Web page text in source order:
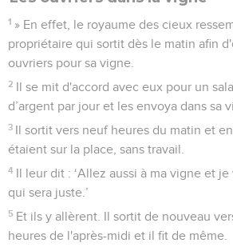
1 » En effet, le royaume des cieux
propriétaire qui sortit dès le matin afin
ouvriers pour sa vigne.
2 Il se mit d'accord avec eux pour un
d’argent par jour et les envoya dans sa
3 Il sortit vers neuf heures du matin et
étaient sur la place, sans travail.
4 Il leur dit : ‘Allez aussi à ma vigne et
qui sera juste.’
5 Et ils y allèrent. Il sortit de nouveau
heures de l'après-midi et il fit de même.